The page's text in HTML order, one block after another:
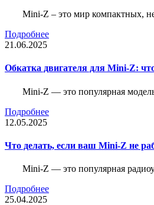
Mini-Z – это мир компактных,
Подробнее
21.06.2025
Обкатка двигателя для Mini-Z:
Mini-Z — это популярная
Подробнее
12.05.2025
Что делать, если ваш Mini-Z не
Mini-Z — это популярная
Подробнее
25.04.2025